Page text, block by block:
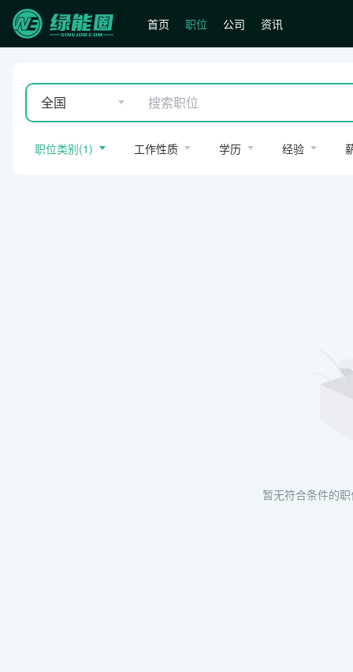
首页 职位 公司 资讯
全国
职位类别(1) 工作性质 学历 经验
暂无符合条件的